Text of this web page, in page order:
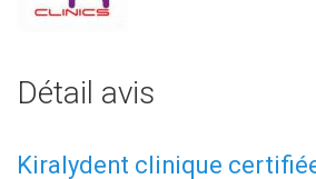
Détail avis
Kiralydent clinique